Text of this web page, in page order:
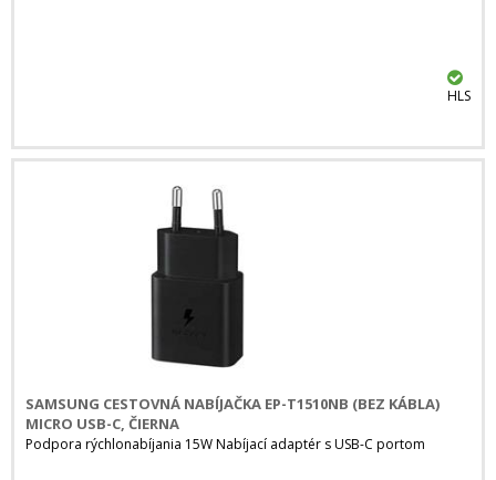
HLS
SAMSUNG CESTOVNÁ NABÍJAČKA EP-T1510NB (BEZ KÁBLA)
MICRO USB-C, ČIERNA
Podpora rýchlonabíjania 15W Nabíjací adaptér s USB-C portom